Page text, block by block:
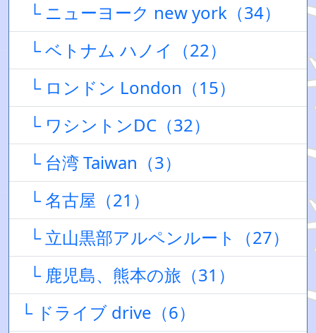
└ ニューヨーク new york（34）
└ ベトナム ハノイ（22）
└ ロンドン London（15）
└ ワシントンDC（32）
└ 台湾 Taiwan（3）
└ 名古屋（21）
└ 立山黒部アルペンルート（27）
└ 鹿児島、熊本の旅（31）
└ ドライブ drive（6）